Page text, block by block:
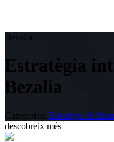
Bezalia
Estratègia
Bezalia
Categories: Estratègia &
descobreix més